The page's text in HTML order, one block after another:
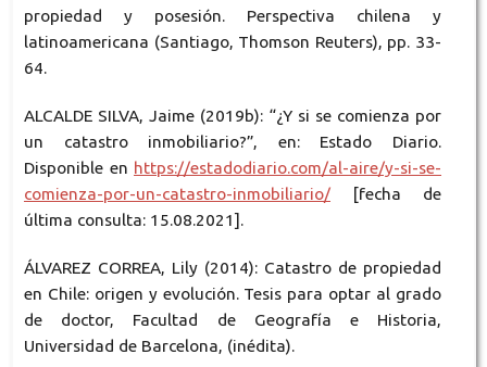
propiedad y posesión. Perspectiva chilena y
latinoamericana (Santiago, Thomson Reuters), pp. 33-
64.
ALCALDE SILVA, Jaime (2019b): “¿Y si se comienza por
un catastro inmobiliario?”, en: Estado Diario.
Disponible en https://estadodiario.com/al-aire/y-si-se-
comienza-por-un-catastro-inmobiliario/[fecha de
última consulta: 15.08.2021].
ÁLVAREZ CORREA, Lily (2014): Catastro de propiedad
en Chile: origen y evolución. Tesis para optar al grado
de doctor, Facultad de Geografía e Historia,
Universidad de Barcelona, (inédita).